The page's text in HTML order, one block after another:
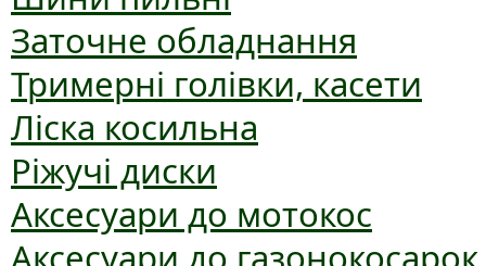
Заточне обладнання
Тримерні голівки, касети
Ліска косильна
Ріжучі диски
Аксесуари до мотокос